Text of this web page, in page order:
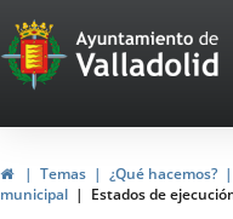
Portal
Web
del
HomeTemas ¿Qué hacemos?
municipal
Estados de